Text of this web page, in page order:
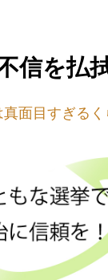
信を払
真面目すぎる